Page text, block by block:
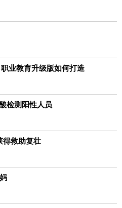
业教育升级版如何打造
检测阳性人员
得救助复壮